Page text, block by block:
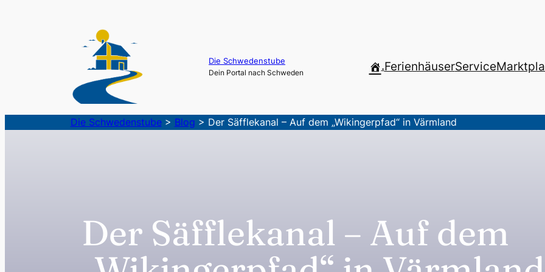
Die Schwedenstube
Dein Portal nach Schweden .FerienhäuserService
Die Schwedenstube> Blog > Der Säfflekanal – Auf dem „Wikingerpfad“ in Värmland
Der Säfflekanal – Auf dem